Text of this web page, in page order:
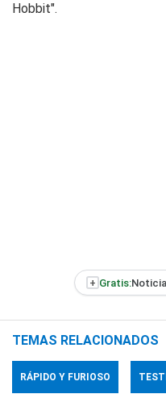
Hobbit".
+ Gratis:
TEMAS RELACIONADOS
RÁPIDO Y FURIOSO